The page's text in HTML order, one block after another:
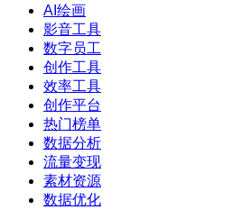
AI绘画
影音工具
数字员工
创作工具
效率工具
创作平台
热门榜单
数据分析
流量变现
素材资源
数据优化